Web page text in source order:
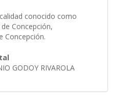
conocido como
Concepción,
Concepción.
GODOY RIVAROLA